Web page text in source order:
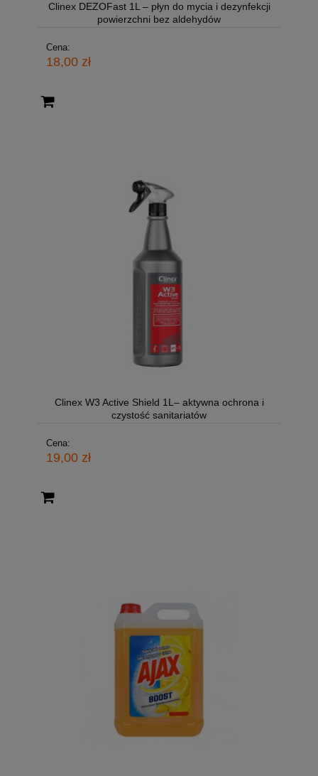
Clinex DEZOFast 1L – płyn do mycia i dezynfekcji
powierzchni bez aldehydów
Cena:
18,00 zł
Clinex W3 Active Shield 1L– aktywna ochrona i
czystość sanitariatów
Cena:
19,00 zł